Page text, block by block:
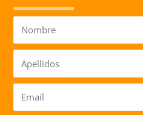
Nombre
Apellidos